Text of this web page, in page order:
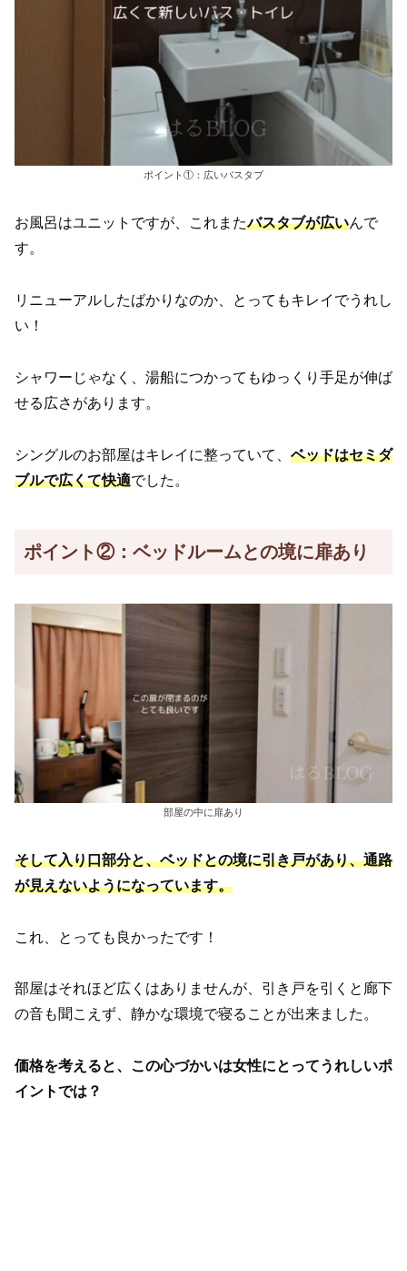
ポイント①：広いバスタブ
お風呂はユニットですが、これまたバスタブが広いんで
す。
リニューアルしたばかりなのか、とってもキレイでうれし
い！
シャワーじゃなく、湯船につかってもゆっくり手足が伸ば
せる広さがあります。
シングルのお部屋はキレイに整っていて、 ベッドはセミダ
ブルで広くて快適でした。
ポイント②：ベッドルームとの境に扉あり
部屋の中に扉あり
そして入り口部分と、ベッドとの境に引き戸があり、通路
が見えないようになっています。
これ、とっても良かったです！
部屋はそれほど広くはありませんが、引き戸を引くと廊下
の音も聞こえず、静かな環境で寝ることが出来ました。
価格を考えると、この心づかいは女性にとってうれしいポ
イントでは？